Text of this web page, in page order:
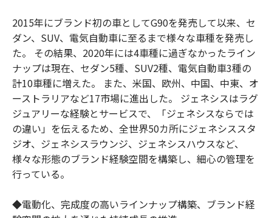
2015年にブランド初の車としてG90を発売して以来、セ
ダン、SUV、電気自動車に至るまで様々な車種を発売し
た。 その結果、2020年には4車種に過ぎなかったライン
ナップは現在、セダン5種、SUV2種、電気自動車3種の
計10車種に増えた。 また、米国、欧州、中国、中東、オ
ーストラリアなど17市場に進出した。 ジェネシスはラグ
ジュアリーな経験とサービスで、「ジェネシスならでは
の違い」を伝えるため、全世界50カ所にジェネシススタ
ジオ、ジェネシスラウンジ、ジェネシスハウスなど、
様々な形態のブランド経験空間を構築し、細心の管理を
行っている。
◆電動化、完成度の高いラインナップ構築、ブランド経